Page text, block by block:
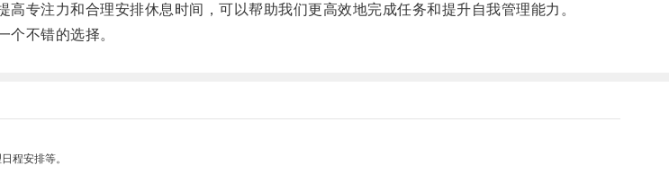
注力和合理安排休息时间，可以帮助我们更高效地完成任务和提升自我管理能力。
不错的选择。
程安排等。